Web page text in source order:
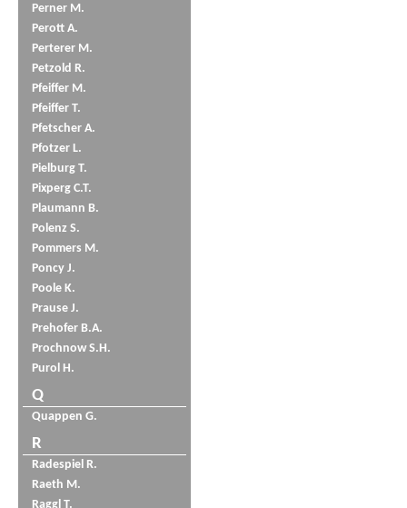
Perner M.
Perott A.
Perterer M.
Petzold R.
Pfeiffer M.
Pfeiffer T.
Pfetscher A.
Pfotzer L.
Pielburg T.
Pixperg C.T.
Plaumann B.
Polenz S.
Pommers M.
Poncy J.
Poole K.
Prause J.
Prehofer B.A.
Prochnow S.H.
Purol H.
Q
Quappen G.
R
Radespiel R.
Raeth M.
Raggl T.